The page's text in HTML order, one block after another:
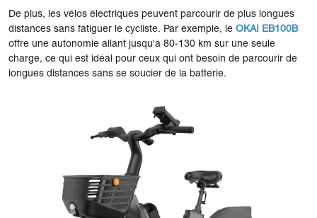
De plus, les vélos électriques peuvent parcourir de plus longues
distances sans fatiguer le cycliste. Par exemple, le OKAI EB100B
offre une autonomie allant jusqu'à 80-130 km sur une seule
charge, ce qui est idéal pour ceux qui ont besoin de parcourir de
longues distances sans se soucier de la batterie.